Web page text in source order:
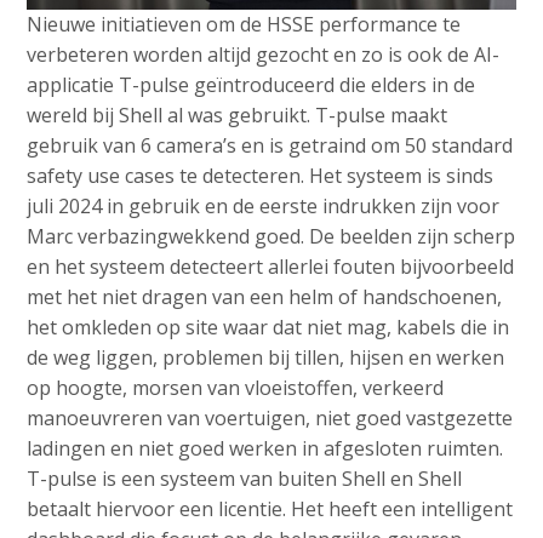
Nieuwe initiatieven om de HSSE performance te
verbeteren worden altijd gezocht en zo is ook de AI-
applicatie T-pulse geïntroduceerd die elders in de
wereld bij Shell al was gebruikt. T-pulse maakt
gebruik van 6 camera’s en is getraind om 50 standard
safety use cases te detecteren. Het systeem is sinds
juli 2024 in gebruik en de eerste indrukken zijn voor
Marc verbazingwekkend goed. De beelden zijn scherp
en het systeem detecteert allerlei fouten bijvoorbeeld
met het niet dragen van een helm of handschoenen,
het omkleden op site waar dat niet mag, kabels die in
de weg liggen, problemen bij tillen, hijsen en werken
op hoogte, morsen van vloeistoffen, verkeerd
manoeuvreren van voertuigen, niet goed vastgezette
ladingen en niet goed werken in afgesloten ruimten.
T-pulse is een systeem van buiten Shell en Shell
betaalt hiervoor een licentie. Het heeft een intelligent